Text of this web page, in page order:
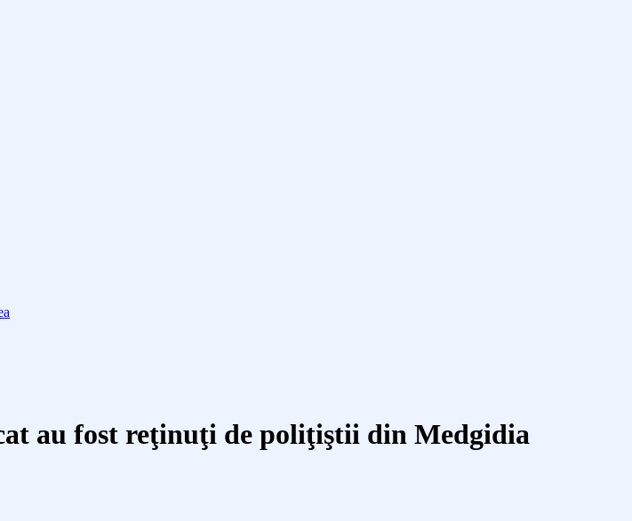
au fost reţinuţi de poliţiştii din Medgidia